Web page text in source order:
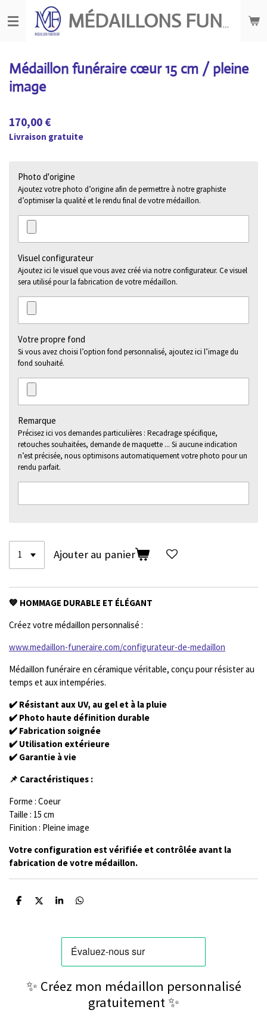
au
contenu
MÉDAILLONS FUNÉRAIRES
Médaillon funéraire cœur 15 cm / pleine
image
170,00 €
Livraison gratuite
Photo d'origine
Ajoutez votre photo d’origine afin de permettre à notre graphiste
d’optimiser la qualité et le rendu final de votre médaillon.
Visuel configurateur
Ajoutez ici le visuel que vous avez créé via notre configurateur. Ce visuel
sera utilisé pour la fabrication de votre médaillon.
Votre propre fond
Si vous avez choisi l’option fond personnalisé, ajoutez ici l’image du
fond souhaité.
Remarque
Précisez ici vos demandes particulières : Recadrage spécifique,
retouches souhaitées, demande de maquette ... Si aucune indication
n’est précisée, nous optimisons automatiquement votre photo pour un
rendu parfait.
Ajouter au panier
💙 HOMMAGE DURABLE ET ÉLÉGANT
Créez votre médaillon personnalisé :
www.medaillon-funeraire.com/configurateur-de-medaillon
Médaillon funéraire en céramique véritable, conçu pour résister au
temps et aux intempéries.
✔️ Résistant aux UV, au gel et à la pluie
✔️ Photo haute définition durable
✔️ Fabrication soignée
✔️ Utilisation extérieure
✔️ Garantie à vie
📌 Caractéristiques :
Forme : Coeur
Taille : 15 cm
Finition : Pleine image
Votre configuration est vérifiée et contrôlée avant la
fabrication de votre médaillon.
P
P
P
a
P
a
g
e
r
✨ Créez mon médaillon personnalisé
gratuitement ✨